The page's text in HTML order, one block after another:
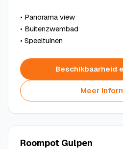
• Panorama view
• Buitenzwembad
• Speeltuinen
Beschikbaarheid
Meer
Roompot Gulpen